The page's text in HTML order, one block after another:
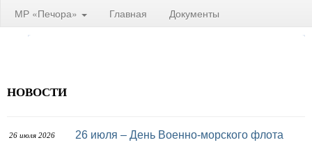
МР «Печора» Главная Документы
НОВОСТИ
26 июля 2026 26 июля – День Военно-морского флота